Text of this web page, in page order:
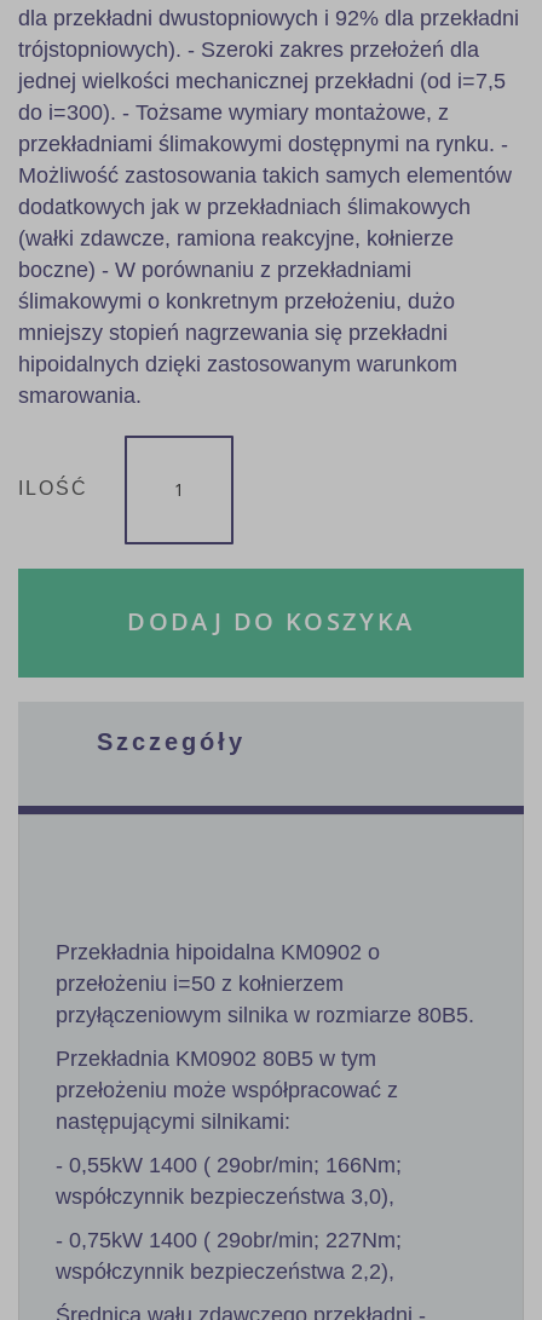
dla przekładni dwustopniowych i 92% dla przekładni
trójstopniowych). - Szeroki zakres przełożeń dla
jednej wielkości mechanicznej przekładni (od i=7,5
do i=300). - Tożsame wymiary montażowe, z
przekładniami ślimakowymi dostępnymi na rynku. -
Możliwość zastosowania takich samych elementów
dodatkowych jak w przekładniach ślimakowych
(wałki zdawcze, ramiona reakcyjne, kołnierze
boczne) - W porównaniu z przekładniami
ślimakowymi o konkretnym przełożeniu, dużo
mniejszy stopień nagrzewania się przekładni
hipoidalnych dzięki zastosowanym warunkom
smarowania.
ILOŚĆ
DODAJ DO KOSZYKA
Szczegóły
Przekładnia hipoidalna KM0902 o
przełożeniu i=50 z kołnierzem
przyłączeniowym silnika w rozmiarze 80B5.
Przekładnia KM0902 80B5 w tym
przełożeniu może współpracować z
następującymi silnikami:
- 0,55kW 1400 ( 29obr/min; 166Nm;
współczynnik bezpieczeństwa 3,0),
- 0,75kW 1400 ( 29obr/min; 227Nm;
współczynnik bezpieczeństwa 2,2),
Średnica wału zdawczego przekładni -